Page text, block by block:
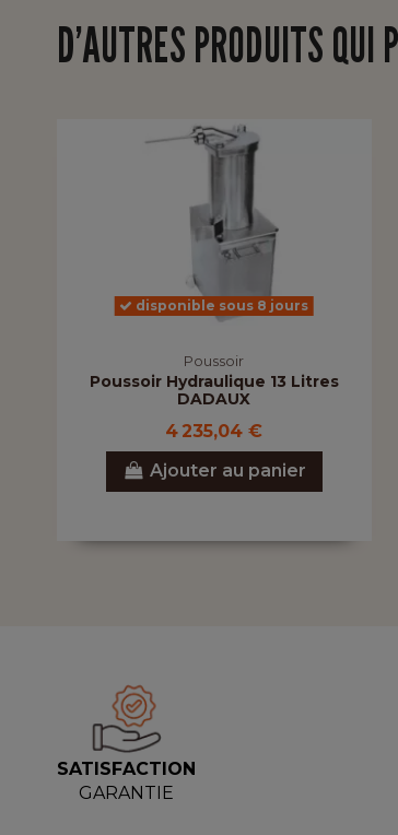
D’AUTRES PRODUITS
disponible sous 8 jours
Poussoir
Poussoir Hydraulique 13 Litres
DADAUX
4 235,04 €
Ajouter au panier
SATISFACTION
GARANTIE